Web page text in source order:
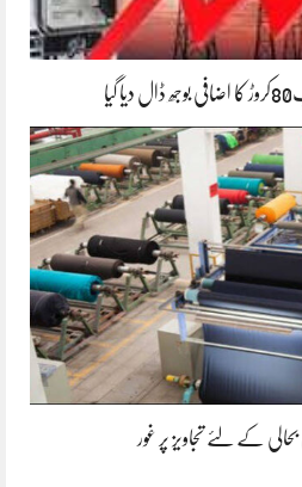
بحالی کے لئے تجاویز پر غور